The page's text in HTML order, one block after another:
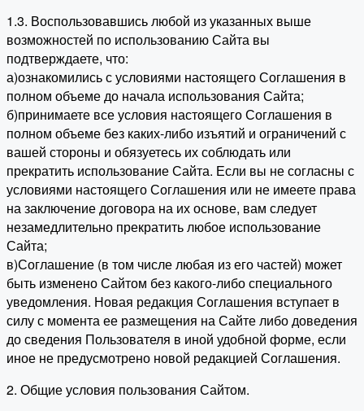
1.3. Воспользовавшись любой из указанных выше
возможностей по использованию Сайта вы
подтверждаете, что:
а)ознакомились с условиями настоящего Соглашения в
полном объеме до начала использования Сайта;
б)принимаете все условия настоящего Соглашения в
полном объеме без каких-либо изъятий и ограничений с
вашей стороны и обязуетесь их соблюдать или
прекратить использование Сайта. Если вы не согласны с
условиями настоящего Соглашения или не имеете права
на заключение договора на их основе, вам следует
незамедлительно прекратить любое использование
Сайта;
в)Соглашение (в том числе любая из его частей) может
быть изменено Сайтом без какого-либо специального
уведомления. Новая редакция Соглашения вступает в
силу с момента ее размещения на Сайте либо доведения
до сведения Пользователя в иной удобной форме, если
иное не предусмотрено новой редакцией Соглашения.
2. Общие условия пользования Сайтом.